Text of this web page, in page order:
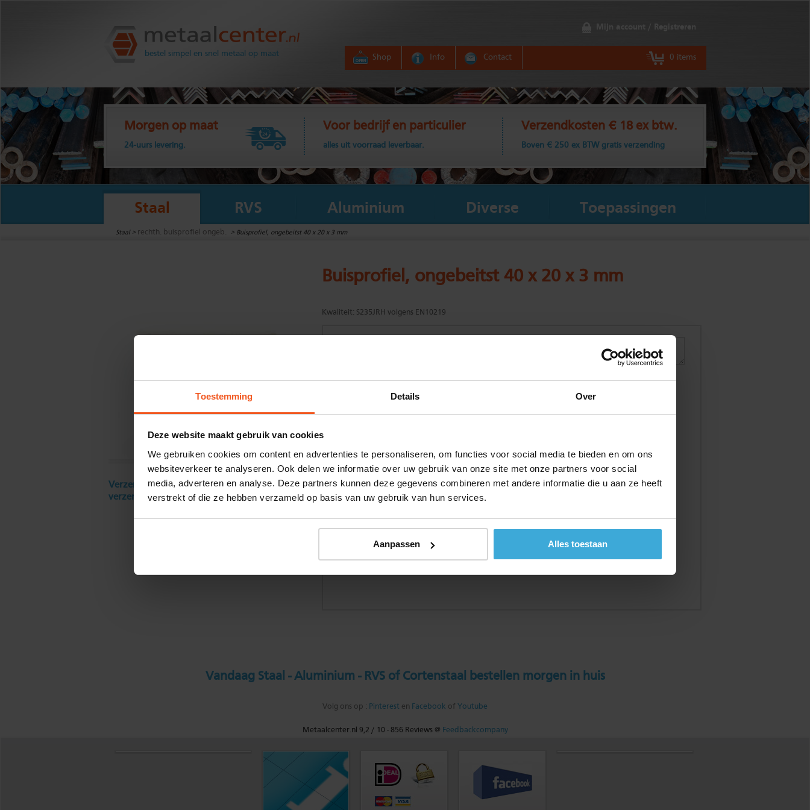
Toestemming Details Over
Deze website maakt gebruik van cookies
We gebruiken cookies om content en advertenties te personaliseren, om functies voor social media te bieden en om ons
websiteverkeer te analyseren. Ook delen we informatie over uw gebruik van onze site met onze partners voor social
media, adverteren en analyse. Deze partners kunnen deze gegevens combineren met andere informatie die u aan ze heeft
verstrekt of die ze hebben verzameld op basis van uw gebruik van hun services.
Aanpassen Alles toestaan
Metaalcenter.nl
bestel simpel en snel metaal op maat
Mijn account / Registreren
Shop Info Contact 0 items
Morgen op maat
24-uurs levering.
Voor bedrijf en particulier
alles uit voorraad leverbaar.
Verzendkosten € 18 ex btw.
Boven € 250 ex BTW gratis verzending
Staal RVS Aluminium Diverse Toepassingen
Staal > rechth. buisprofiel ongeb. > Buisprofiel, ongebeitst 40 x 20 x 3 mm
Verzendkosten € 18 excl. BTW, gratis
verzending vanaf € 250 excl. BTW
Buisprofiel, ongebeitst 40 x 20 x 3 mm
Kwaliteit: S235JRH volgens EN10219
Gewenste
mm
Materiaalkosten
0,00
Alle bedragen zijn excl. 21% BTW
Vandaag Staal - Aluminium - RVS of Cortenstaal bestellen morgen in huis
Volg ons op : Pinterest en Facebook of Youtube
Metaalcenter.nl 9,2 / 10 -856 Reviews @ Feedbackcompany